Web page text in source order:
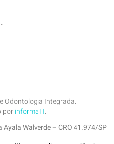
Odontologia Integrada.
porinformaTI.
Ayala Walverde – CRO 41.974/SP
7745-SP